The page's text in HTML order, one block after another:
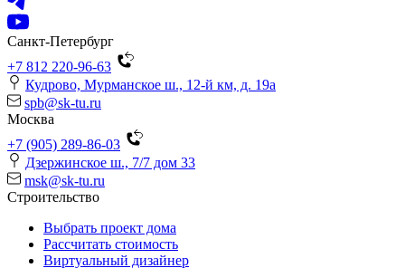
Санкт-Петербург
+7 812 220-96-63
Кудрово, Мурманское ш., 12-й км, д. 19a
spb@sk-tu.ru
Москва
+7 (905) 289-86-03
Дзержинское ш., 7/7 дом 33
msk@sk-tu.ru
Строительство
Выбрать проект дома
Рассчитать стоимость
Виртуальный дизайнер